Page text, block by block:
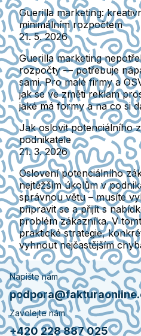
Guerilla marketing:
minimálním rozpočtem
21. 5. 2026
Guerilla marketing
rozpočty — potřebuje
sami. Pro malé firmy a
jak se ve změti reklam
jaké má formy a na co si
Jak oslovit potenciálního
podnikatele
21. 3. 2026
Oslovení potenciálního
nejtěžším úkolům v
správnou větu – musíte
připravit se a přijít s
problém zákazníka. V
praktické strategie,
vyhnout nejčastějším
Napište nám
Zavolejte nám
+420 228 887 025